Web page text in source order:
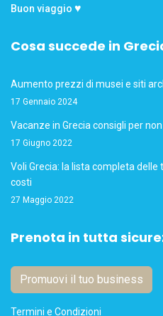
Buon viaggio ♥
Cosa succede in
Aumento prezzi di musei e siti
17 Gennaio 2024
Vacanze in Grecia consigli per
17 Giugno 2022
Voli Grecia: la lista completa
costi
27 Maggio 2022
Prenota in tutta
Promuovi il tuo business
Termini e Condizioni